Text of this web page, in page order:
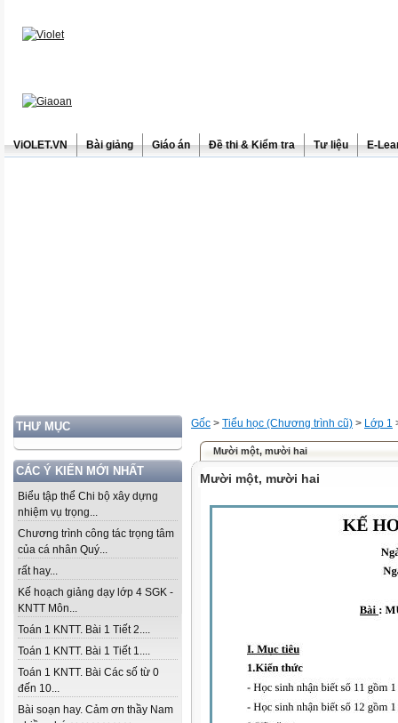
ViOLET.VN Bài giảng Giáo án Đề thi & Kiểm tra Tư liệu E-
THƯ MỤC
CÁC Ý KIẾN MỚI NHẤT
Biểu tập thể Chi bộ xây dựng
nhiệm vụ trọng...
Chương trình công tác trọng tâm
của cá nhân Quý...
rất hay...
Kế hoạch giảng dạy lớp 4 SGK -
KNTT Môn...
Toán 1 KNTT. Bài 1 Tiết 2....
Toán 1 KNTT. Bài 1 Tiết 1....
Toán 1 KNTT. Bài Các số từ 0
đến 10...
Bài soạn hay. Cảm ơn thầy Nam
Gốc > Tiểu học (Chương trình cũ) > Lớp 1
Mười một, mười hai
Mười một, mười hai